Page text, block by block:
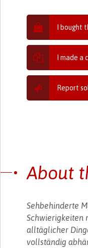
I bought
I made a
Report
About
Sehbehinderte
Schwierigkeiten
alltäglicher
vollständig